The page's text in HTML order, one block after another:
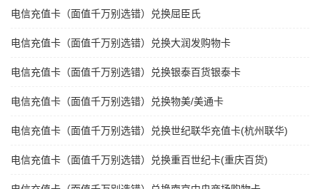
电信充值卡（面值千万别选错）兑换屈臣氏
电信充值卡（面值千万别选错）兑换大润发购物卡
电信充值卡（面值千万别选错）兑换银泰百货银泰卡
电信充值卡（面值千万别选错）兑换物美/美通卡
电信充值卡（面值千万别选错）兑换世纪联华充值卡(杭州联华)
电信充值卡（面值千万别选错）兑换重百世纪卡(重庆百货)